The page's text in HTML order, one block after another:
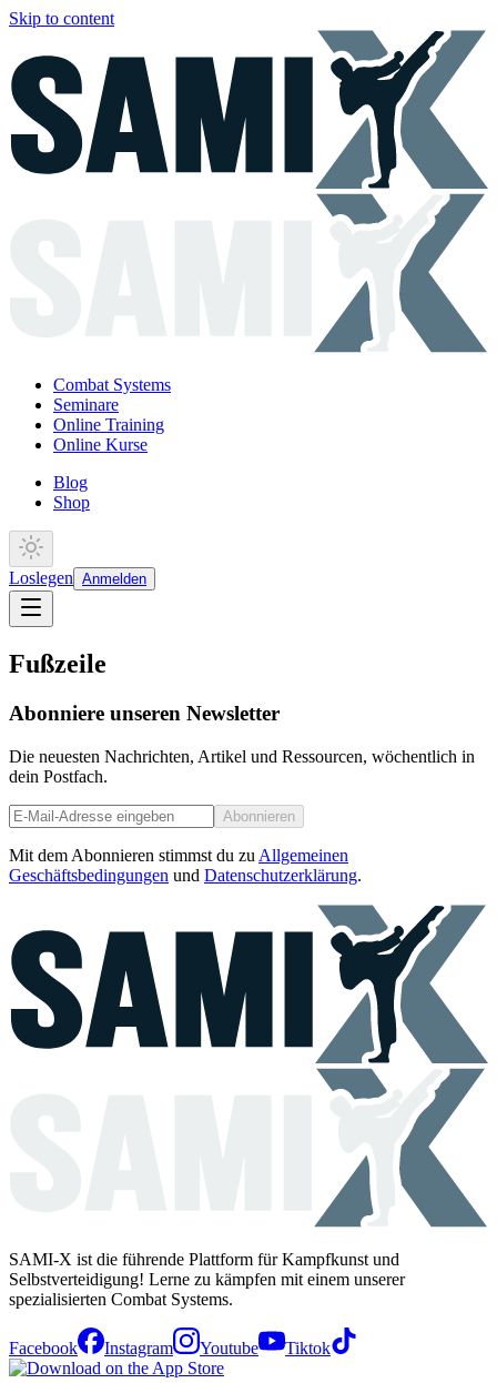
Skip to content
Combat Systems
Seminare
Online Training
Online Kurse
Blog
Shop
Loslegen Anmelden
Fußzeile
Abonniere unseren Newsletter
Die neuesten Nachrichten, Artikel und Ressourcen, wöchentlich in
dein Postfach.
Abonnieren
Mit dem Abonnieren stimmst du zu Allgemeinen
Geschäftsbedingungen und Datenschutzerklärung.
SAMI-X ist die führende Plattform für Kampfkunst und
Selbstverteidigung! Lerne zu kämpfen mit einem unserer
spezialisierten Combat Systems.
Facebook Instagram Youtube Tiktok